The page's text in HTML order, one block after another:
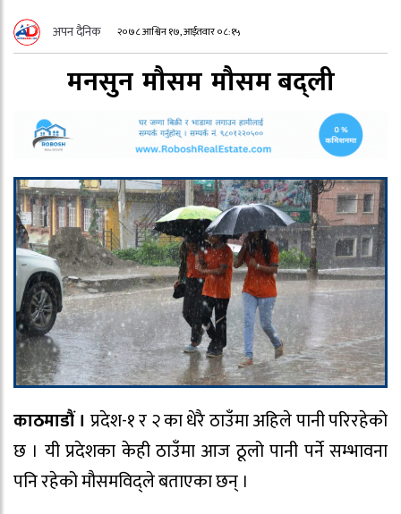
अपन दैनिक २०७८ आश्विन १७, आईतवार ०८:१५
मनसुन मौसम मौसम बद्ली
काठमाडौं । प्रदेश-१ र २ का धेरै ठाउँमा अहिले पानी परिरहेको
छ । यी प्रदेशका केही ठाउँमा आज ठूलो पानी पर्ने सम्भावना
पनि रहेको मौसमविद्ले बताएका छन् ।